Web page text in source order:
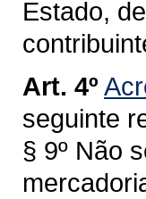
Estado,
Art. 4º
seguinte
§ 9º Não